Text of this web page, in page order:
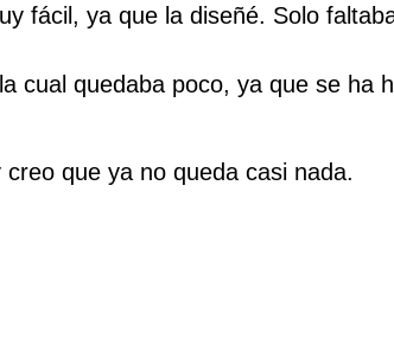
fácil, ya que la diseñé. Solo
cual quedaba poco, ya que se ha
que ya no queda casi nada.